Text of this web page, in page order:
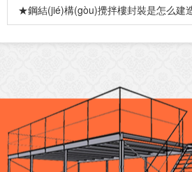
★鋼結(jié)構(gòu)攪拌樓封裝是怎么建